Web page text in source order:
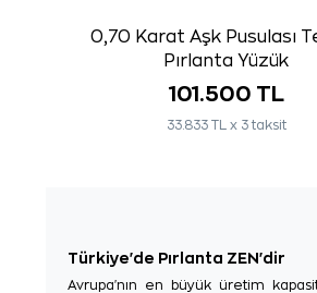
0,70 Karat Aşk Pusulası
Pırlanta Yüzük
101.500 TL
33.833 TL x 3 taksit
Türkiye'de Pırlanta ZEN'dir
Avrupa'nın en büyük üretim